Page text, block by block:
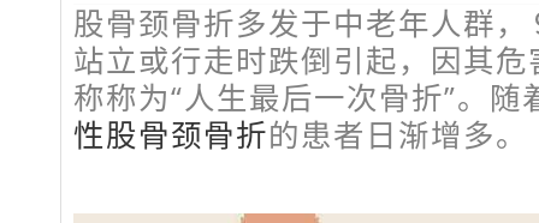
股骨颈骨折多发于中老年人群
站立或行走时跌倒引起，因其
称称为“人生最后一次骨折”。随
性股骨颈骨折的患者日渐增多。